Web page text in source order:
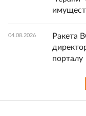
04.08.2026
Ракета
порталу